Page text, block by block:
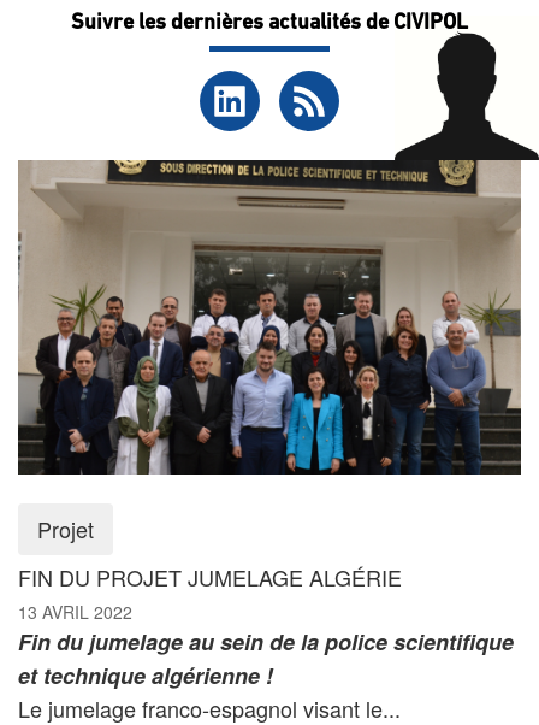
Projet
FIN DU PROJET JUMELAGE ALGÉRIE
13 AVRIL 2022
Fin du jumelage au sein de la police scientifique
et technique algérienne !
Le jumelage franco-espagnol visant le...
Suivre les dernières actualités de CIVIPOL